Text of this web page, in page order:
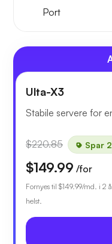
Port
Ulta-X3
Stabile servere for
$220.85 Spar
$149.99 /for
Fornyes til $149.99/md. i 2
helst.